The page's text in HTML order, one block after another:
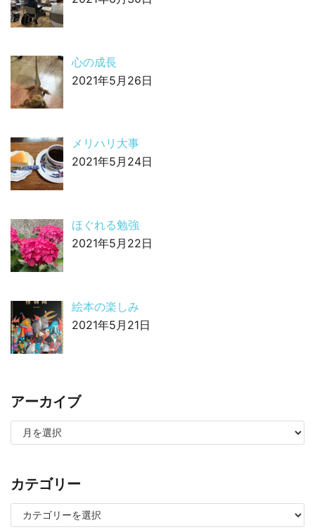
心の成長
2021年5月26日
メリハリ大事
2021年5月24日
ほぐれる勉強
2021年5月22日
絵本の楽しみ
2021年5月21日
アーカイブ
カテゴリー